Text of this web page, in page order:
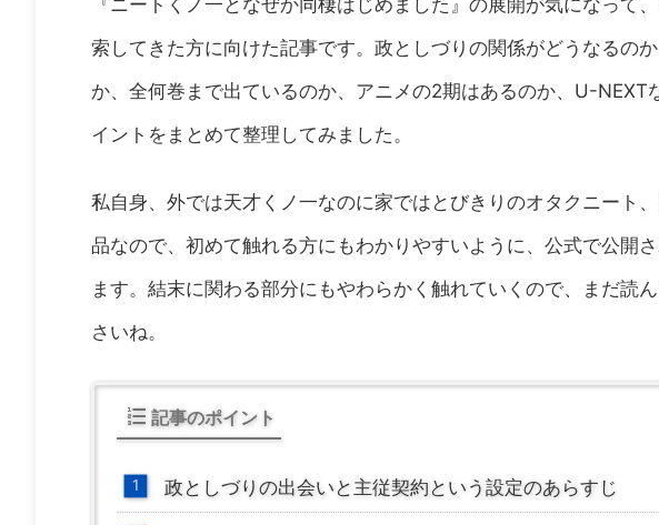
『ニートくノ一となぜか同棲はじめました』の展開が気になって
索してきた方に向けた記事です。政としづりの関係がどうなるの
か、全何巻まで出ているのか、アニメの2期はあるのか、U-
イントをまとめて整理してみました。
私自身、外では天才くノ一なのに家ではとびきりのオタクニート
品なので、初めて触れる方にもわかりやすいように、公式で公開
ます。結末に関わる部分にもやわらかく触れていくので、まだ読
さいね。
記事のポイント
政としづりの出会いと主従契約という設定のあらすじ